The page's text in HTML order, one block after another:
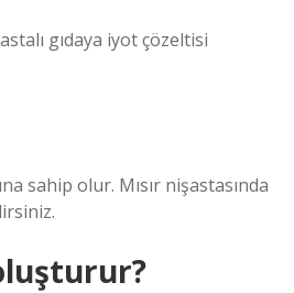
gıdaya iyot çözeltisi
sahip olur. Mısır nişastasında